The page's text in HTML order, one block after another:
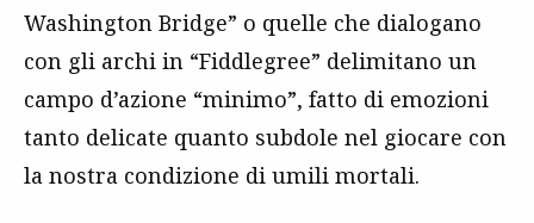
Washington Bridge” o quelle che dialogano
con gli archi in “Fiddlegree” delimitano un
campo d’azione “minimo”, fatto di emozioni
tanto delicate quanto subdole nel giocare con
la nostra condizione di umili mortali.